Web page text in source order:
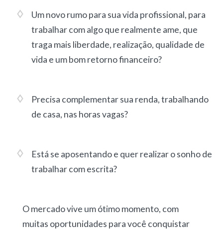
Um novo rumo para sua vida profissional, para
trabalhar com algo que realmente ame, que
traga mais liberdade, realização, qualidade de
vida e um bom retorno financeiro?
Precisa complementar sua renda, trabalhando
de casa, nas horas vagas?
Está se aposentando e quer realizar o sonho de
trabalhar com escrita?
O mercado vive um ótimo momento, com
muitas oportunidades para você conquistar